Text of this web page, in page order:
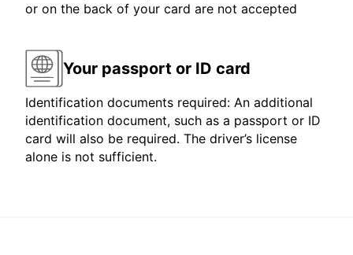
or on the back of your card are not accepted
Your passport or ID card
Identification documents required: An additional
identification document, such as a passport or ID
card will also be required. The driver’s license
alone is not sufficient.